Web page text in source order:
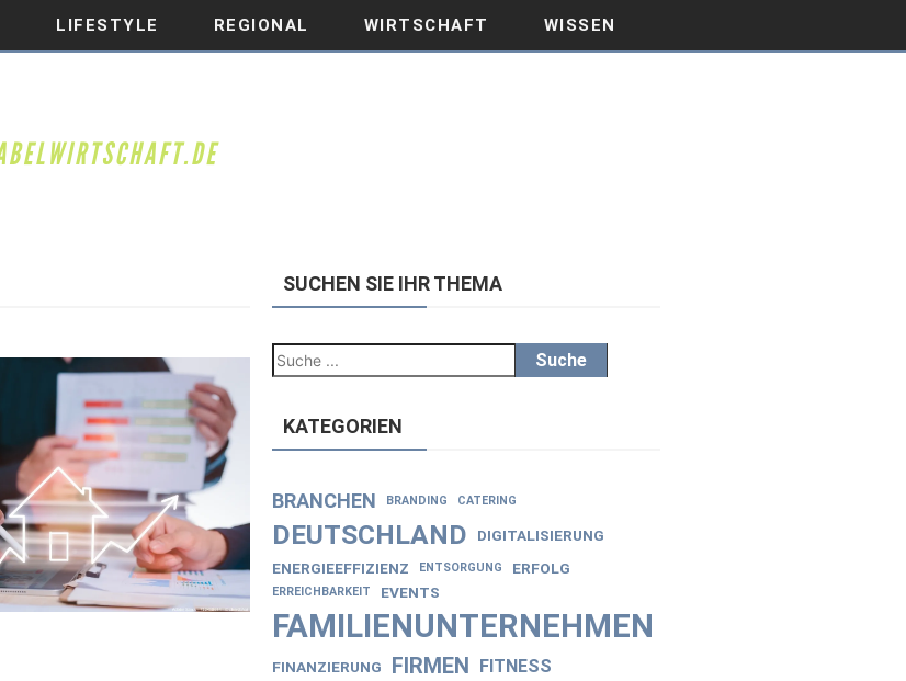
LIFESTYLE REGIONAL WIRTSCHAFT WISSEN
SUCHEN SIE IHR THEMA
Suche
KATEGORIEN
BRANCHEN BRANDING CATERING
DEUTSCHLAND
DIGITALISIERUNG
ENERGIEEFFIZIENZ
ENTSORGUNG ERFOLG
ERREICHBARKEIT EVENTS
FAMILIENUNTERNEHMEN
FINANZIERUNG FIRMEN FITNESS